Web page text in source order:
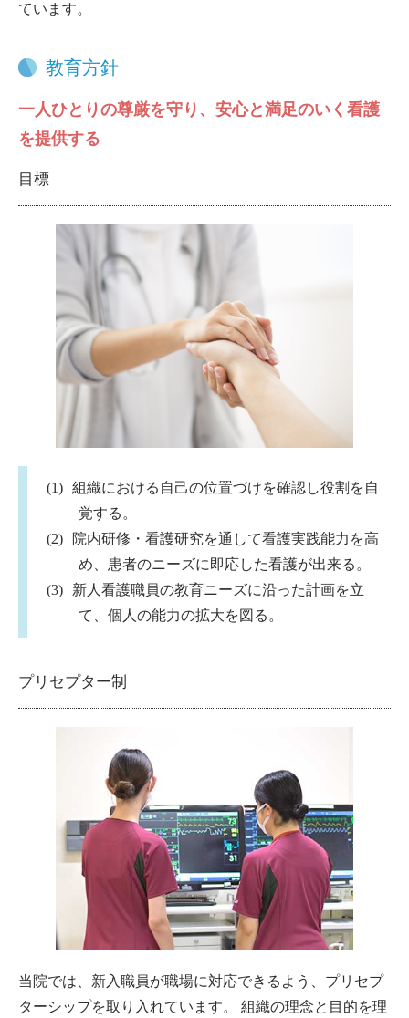
ています。
教育方針
一人ひとりの尊厳を守り、安心と満足のいく看護
を提供する
目標
組織における自己の位置づけを確認し役割を自
覚する。
院内研修・看護研究を通して看護実践能力を高
め、患者のニーズに即応した看護が出来る。
新人看護職員の教育ニーズに沿った計画を立
て、個人の能力の拡大を図る。
プリセプター制
当院では、新入職員が職場に対応できるよう、プリセプ
ターシップを取り入れています。 組織の理念と目的を理